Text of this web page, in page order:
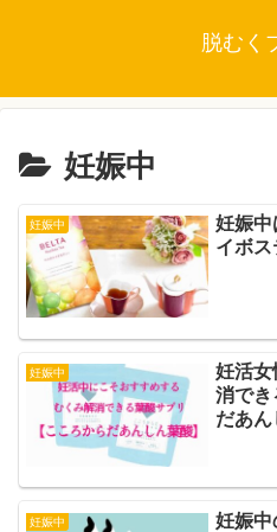
脱むく
妊娠中
妊娠中
妊娠中
イボ
妊娠中
妊活女
消でき
だあん
妊娠中
妊娠中